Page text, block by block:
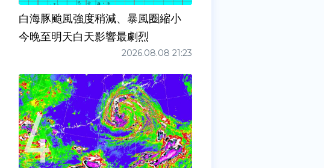
白海豚颱風強度稍減、暴風圈縮小
今晚至明天白天影響最劇烈
2026.08.08 21:23